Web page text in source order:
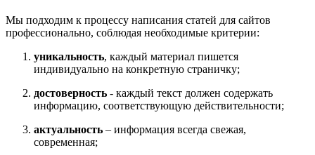
Мы подходим к процессу написания статей для сайтов
профессионально, соблюдая необходимые критерии:
уникальность, каждый материал пишется
индивидуально на конкретную страничку;
достоверность - каждый текст должен содержать
информацию, соответствующую действительности;
актуальность – информация всегда свежая,
современная;